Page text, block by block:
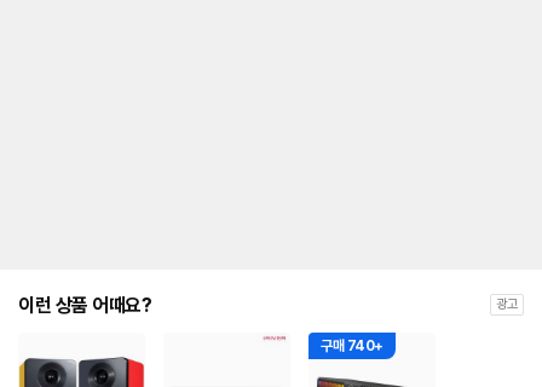
이런 상품 어때요? 광고
구매 740+